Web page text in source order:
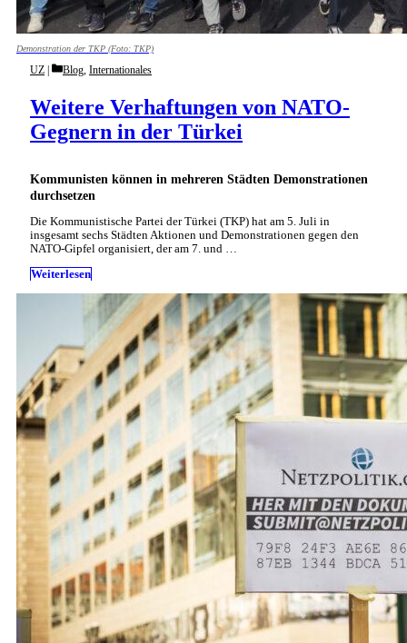
Demonstration der TKP (Foto: TKP)
Kommunisten können in mehreren Städten Demonstrationen
durchsetzen
Weitere Verhaftungen von NATO-
Gegnern in der Türkei
UZ Categories
Blog Internationales
Die Kommunistische Partei der Türkei (TKP) hat am 5. Juli in
insgesamt sechs Städten Aktionen und Demonstrationen gegen den
NATO-Gipfel organisiert, der am 7. und …
Weiterlesen